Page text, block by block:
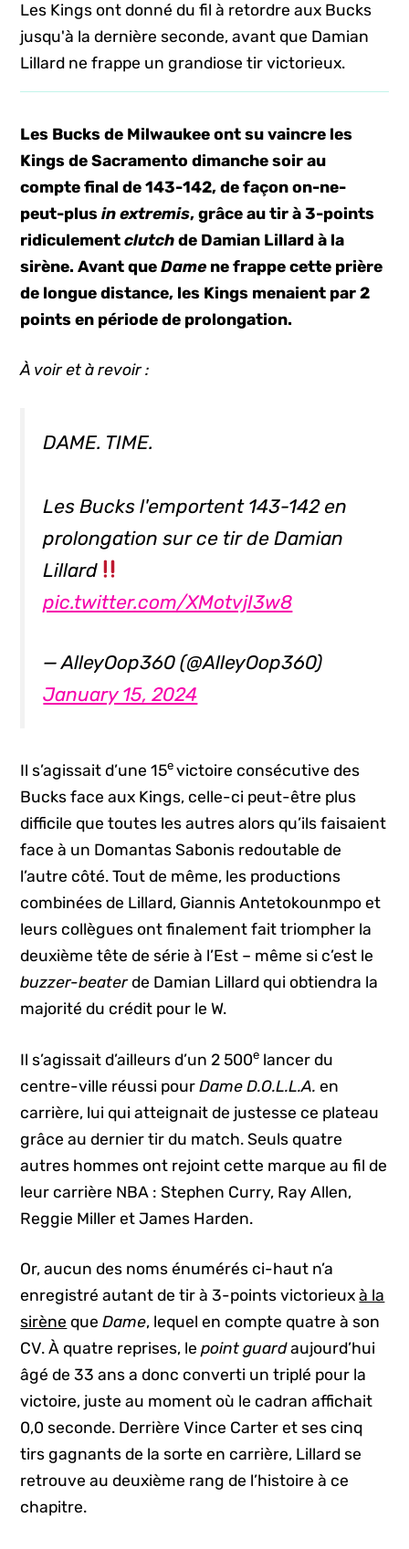
Les Kings ont donné du fil à retordre aux Bucks
jusqu'à la dernière seconde, avant que Damian
Lillard ne frappe un grandiose tir victorieux.
Les Bucks de Milwaukee ont su vaincre les
Kings de Sacramento dimanche soir au
compte final de 143-142, de façon on-ne-
peut-plusin extremis, grâce au tir à 3-points
ridiculementclutchde Damian Lillard à la
sirène. Avant queDame ne frappe cette prière
de longue distance, les Kings menaient par 2
points en période de prolongation.
À voir et à revoir :
DAME. TIME.
Les Bucks l'emportent 143-142 en
prolongation sur ce tir de Damian
Lillard
pic.twitter.com/XMotvjI3w8
— AlleyOop360 (@AlleyOop360)
January 15, 2024
Il s’agissait d’une 15evictoire consécutive des
Bucks face aux Kings, celle-ci peut-être plus
difficile que toutes les autres alors qu’ils faisaient
face à un Domantas Sabonis redoutable de
l’autre côté. Tout de même, les productions
combinées de Lillard, Giannis Antetokounmpo et
leurs collègues ont finalement fait triompher la
deuxième tête de série à l’Est – même si c’est le
buzzer-beaterde Damian Lillard qui obtiendra la
majorité du crédit pour le W.
Il s’agissait d’ailleurs d’un 2 500e lancer du
centre-ville réussi pourDame D.O.L.L.A. en
carrière, lui qui atteignait de justesse ce plateau
grâce au dernier tir du match. Seuls quatre
autres hommes ont rejoint cette marque au fil de
leur carrière NBA : Stephen Curry, Ray Allen,
Reggie Miller et James Harden.
Or, aucun des noms énumérés ci-haut n’a
enregistré autant de tir à 3-points victorieuxà la
sirène queDame, lequel en compte quatre à son
CV. À quatre reprises, lepoint guardaujourd’hui
âgé de 33 ans a donc converti un triplé pour la
victoire, juste au moment où le cadran affichait
0,0 seconde. Derrière Vince Carter et ses cinq
tirs gagnants de la sorte en carrière, Lillard se
retrouve au deuxième rang de l’histoire à ce
chapitre.